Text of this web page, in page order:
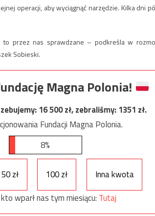
operacji, aby wyciągnąć narzędzie. Kilka dni
przez nas sprawdzane – podkreśla w
Sobieski.
Magna Polonia!
16 500zł, zebraliśmy:1351 zł.
Fundacji Magna Polonia.
8%
50 zł 100 zł
Inna kwota
wparł nas tym miesiącu: Tutaj